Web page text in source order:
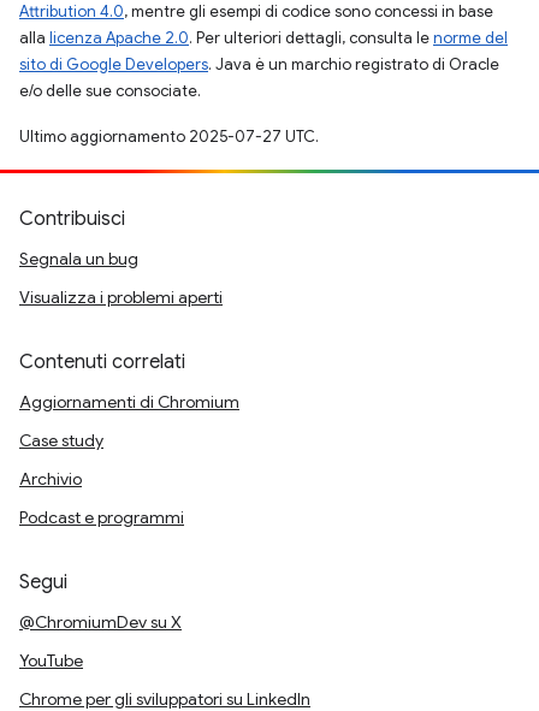
Attribution 4.0, mentre gli esempi di codice sono concessi in base
alla licenza Apache 2.0. Per ulteriori dettagli, consulta lenorme del
sito di Google Developers. Java è un marchio registrato di Oracle
e/o delle sue consociate.
Ultimo aggiornamento 2025-07-27 UTC.
Contribuisci
Segnala un bug
Visualizza i problemi aperti
Contenuti correlati
Aggiornamenti di Chromium
Case study
Archivio
Podcast e programmi
Segui
@ChromiumDev su X
YouTube
Chrome per gli sviluppatori su LinkedIn